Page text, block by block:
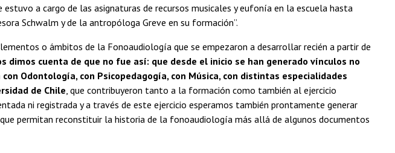
a cargo de las asignaturas de recursos musicales y eufonía en la escuela hasta
Schwalm y de la antropóloga Greve en su formación”.
o ámbitos de la Fonoaudiología que se empezaron a desarrollar recién a partir de
dimos cuenta de que no fue así: que desde el inicio se han generado vínculos no
Odontología, con Psicopedagogía, con Música, con distintas especialidades
de Chile , que contribuyeron tanto a la formación como también al ejercicio
ni registrada y a través de este ejercicio esperamos también prontamente generar
permitan reconstituir la historia de la fonoaudiología más allá de algunos documentos